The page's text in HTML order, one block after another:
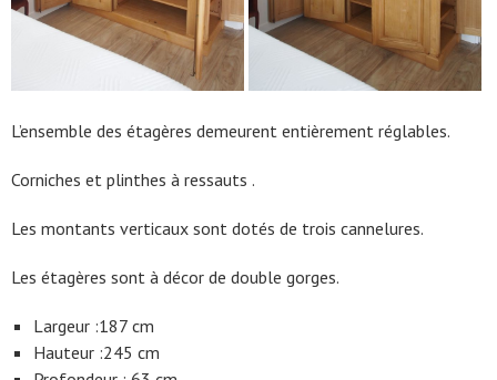
L’ensemble des étagères demeurent entièrement réglables.
Corniches et plinthes à ressauts .
Les montants verticaux sont dotés de trois cannelures.
Les étagères sont à décor de double gorges.
Largeur :187 cm
Hauteur :245 cm